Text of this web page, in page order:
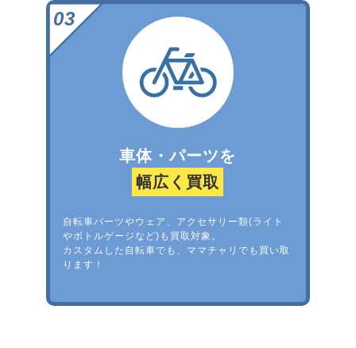
車体・パーツを
幅広く買取
自転車パーツやウェア、アクセサリー類(ライト
やボトルゲージなど)も買取対象。
カスタムした自転車でも、ママチャリでも買い取
ります！